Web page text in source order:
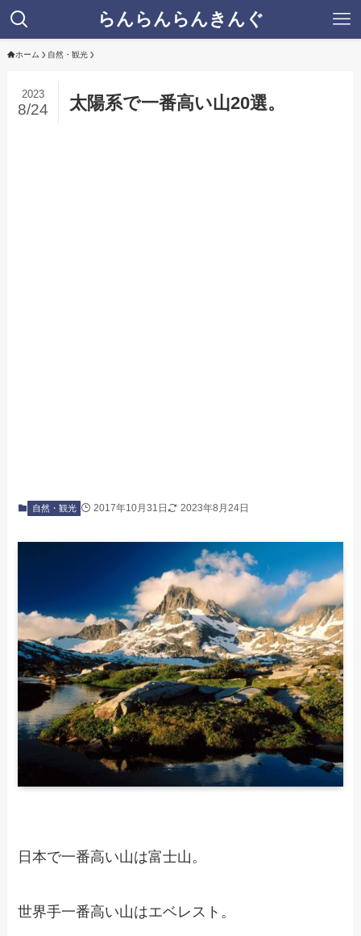
らんらんらんきんぐ
ホーム 自然・観光
太陽系で一番高い山20選。
2023
8/24
自然・観光 2017年10月31日 2023年8月24日
日本で一番高い山は富士山。
世界手一番高い山はエベレスト。